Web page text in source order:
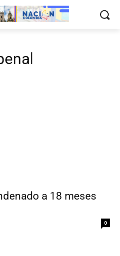
a 18 meses
0